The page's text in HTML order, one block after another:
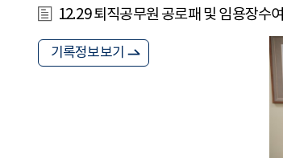
12.29 퇴직공무원 공로패 및 임용장수여
기록정보보기